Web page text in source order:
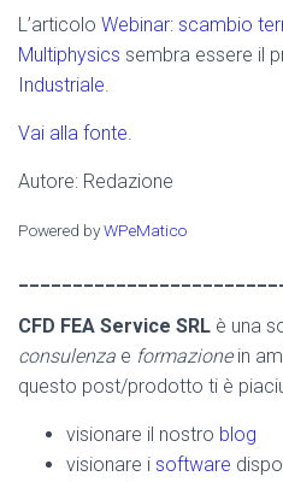
L’articolo Webinar: scambio
Multiphysics sembra essere il
Industriale.
Vai alla fonte.
Autore: Redazione
Powered byWPeMatico
CFD FEA Service SRL è una
consulenza e formazionein
questo post/prodotto ti è
visionare il nostro blog
visionare i software